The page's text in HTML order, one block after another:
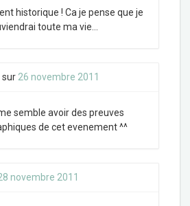
historique ! Ca je pense que je
toute ma vie…
sur 26 novembre 2011
semble avoir des preuves
de cet evenement ^^
novembre 2011